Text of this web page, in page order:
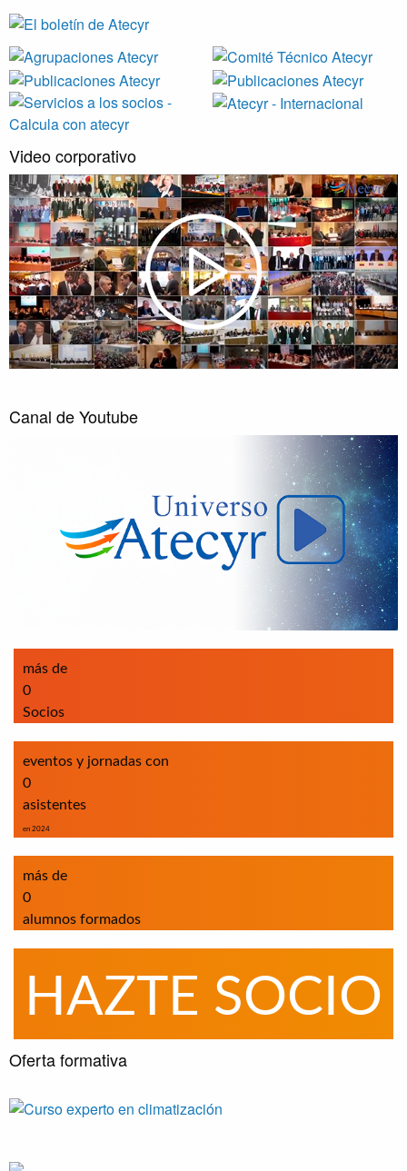
Video corporativo
Canal de Youtube
más de
0
Socios
eventos y jornadas con
0
asistentes
en 2024
más de
0
alumnos formados
HAZTE SOCIO
Oferta formativa